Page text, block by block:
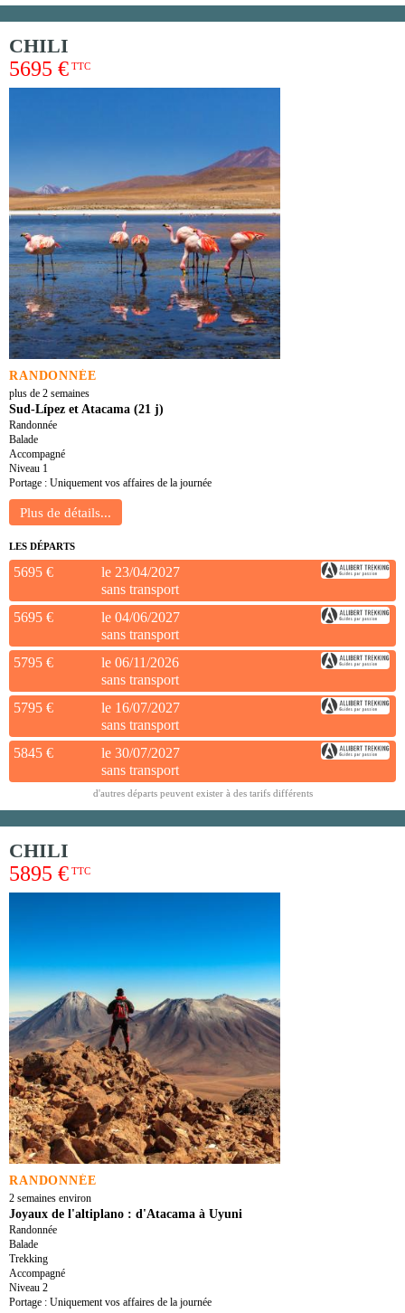
CHILI
5695 € TTC
RANDONNÉE
plus de 2 semaines
Sud-Lípez et Atacama (21 j)
Randonnée
Balade
Accompagné
Niveau 1
Portage : Uniquement vos affaires de la journée
LES DÉPARTS
5695 €
le 23/04/2027
sans transport
5695 €
le 04/06/2027
sans transport
5795 €
le 06/11/2026
sans transport
5795 €
le 16/07/2027
sans transport
5845 €
le 30/07/2027
sans transport
d'autres départs peuvent exister à des tarifs différents
CHILI
5895 € TTC
RANDONNÉE
2 semaines environ
Joyaux de l'altiplano : d'Atacama à Uyuni
Randonnée
Balade
Trekking
Accompagné
Niveau 2
Portage : Uniquement vos affaires de la journée